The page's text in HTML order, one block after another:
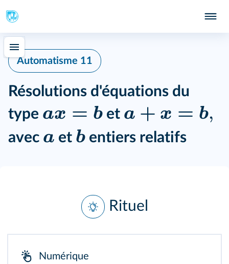
Automatisme 11
Résolutions d'équations du
type ax = b et a + x = b,
avec a et b entiers relatifs
Rituel
Numérique